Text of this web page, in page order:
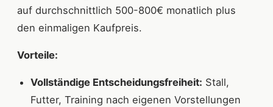
auf durchschnittlich 500-800€ monatlich plus
den einmaligen Kaufpreis.
Vorteile:
Vollständige Entscheidungsfreiheit: Stall,
Futter, Training nach eigenen Vorstellungen